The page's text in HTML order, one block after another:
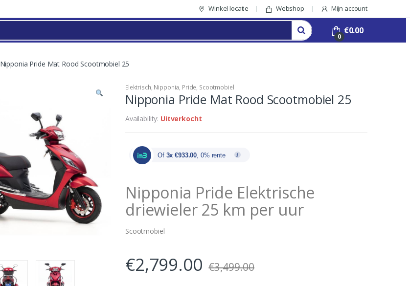
Winkel locatie Webshop Mijn account
0
€0.00
Nipponia Pride Mat Rood Scootmobiel 25
Elektrisch, Nipponia, Pride, Scootmobiel
Nipponia Pride Mat Rood Scootmobiel 25
Availability: Uitverkocht
Of 3x €933.00, 0% rente
Nipponia Pride Elektrische
driewieler 25 km per uur
Scootmobiel
€2,799.00 €3,499.00